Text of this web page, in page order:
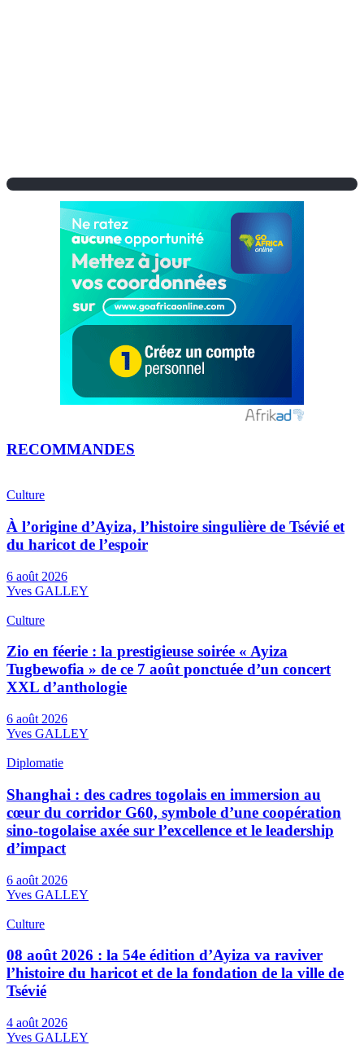
RECOMMANDES
Culture
À l’origine d’Ayiza, l’histoire singulière de Tsévié et
du haricot de l’espoir
6 août 2026
Yves GALLEY
Culture
Zio en féerie : la prestigieuse soirée « Ayiza
Tugbewofia » de ce 7 août ponctuée d’un concert
XXL d’anthologie
6 août 2026
Yves GALLEY
Diplomatie
Shanghai : des cadres togolais en immersion au
cœur du corridor G60, symbole d’une coopération
sino-togolaise axée sur l’excellence et le leadership
d’impact
6 août 2026
Yves GALLEY
Culture
08 août 2026 : la 54e édition d’Ayiza va raviver
l’histoire du haricot et de la fondation de la ville de
Tsévié
4 août 2026
Yves GALLEY